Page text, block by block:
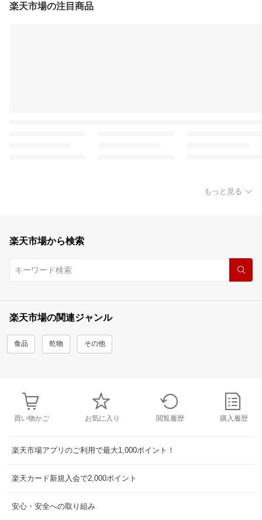
楽天市場の注目商品
もっと見る
楽天市場から検索
楽天市場の関連ジャンル
食品 乾物 その他
買い物かご お気に入り 閲覧履歴 購入履歴
楽天市場アプリのご利用で最大1,000ポイント！
楽天カード新規入会で2,000ポイント
安心・安全への取り組み